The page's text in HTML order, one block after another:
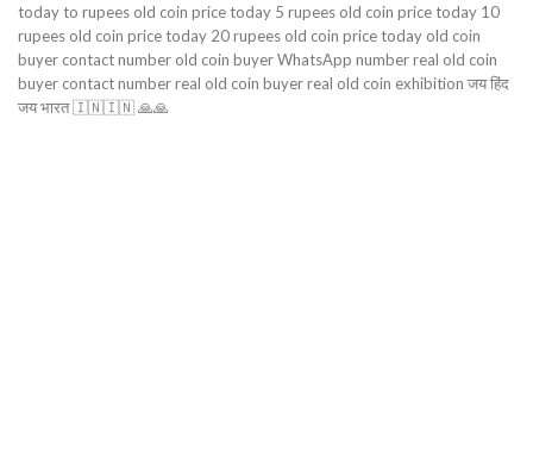
today to rupees old coin price today 5 rupees old coin price today 10
rupees old coin price today 20 rupees old coin price today old coin
buyer contact number old coin buyer WhatsApp number real old coin
buyer contact number real old coin buyer real old coin exhibition जय हिंद
जय भारत 🇮🇳🇮🇳 🙏🙏